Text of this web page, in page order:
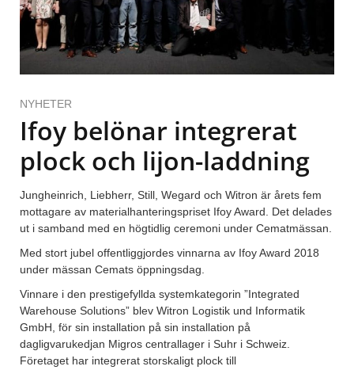
NYHETER
Ifoy belönar integrerat
plock och lijon-laddning
Jungheinrich, Liebherr, Still, Wegard och Witron är årets fem
mottagare av materialhanteringspriset Ifoy Award. Det delades
ut i samband med en högtidlig ceremoni under Cematmässan.
Med stort jubel offentliggjordes vinnarna av Ifoy Award 2018
under mässan Cemats öppningsdag.
Vinnare i den prestigefyllda systemkategorin ”Integrated
Warehouse Solutions” blev Witron Logistik und Informatik
GmbH, för sin installation på sin installation på
dagligvarukedjan Migros centrallager i Suhr i Schweiz.
Företaget har integrerat storskaligt plock till